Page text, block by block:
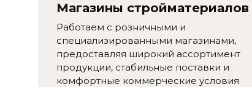
Магазины стройматериалов
Работаем с розничными и
специализированными магазинами,
предоставляя широкий ассортимент
продукции, стабильные поставки и
комфортные коммерческие условия